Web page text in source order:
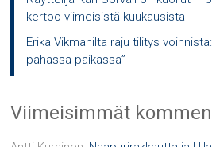
kertoo viimeisistä kuukausista
Erika Vikmanilta raju tilitys
pahassa paikassa”
Viimeisimmät